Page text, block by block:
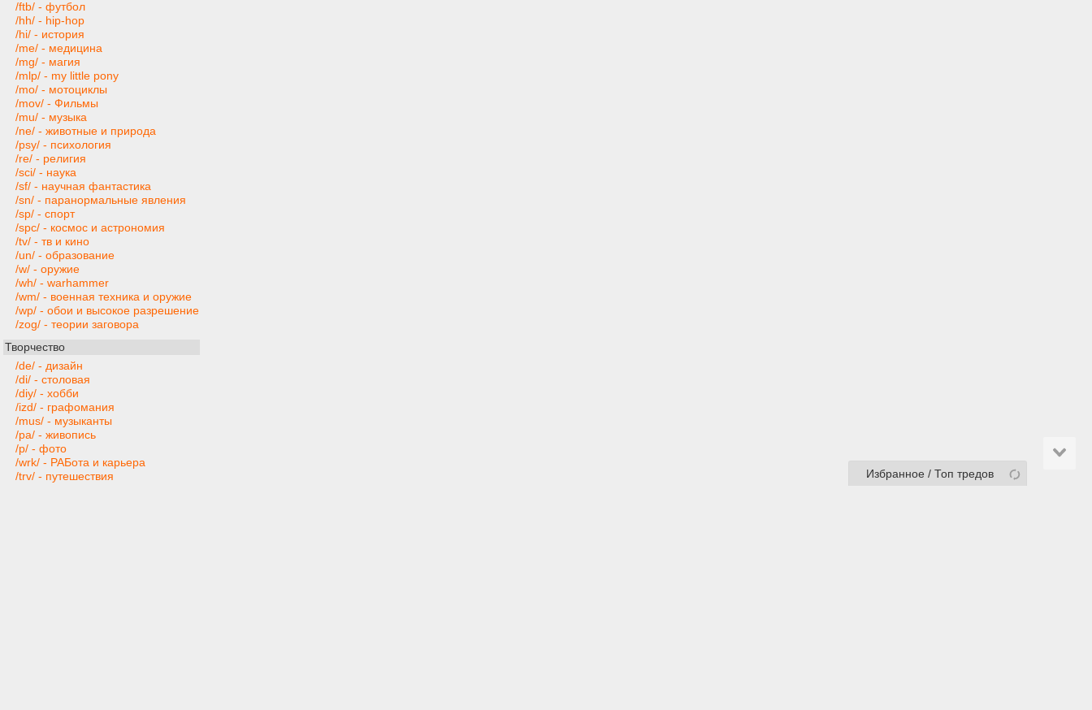
/ftb/ - футбол
/hh/ - hip-hop
/hi/ - история
/me/ - медицина
/mg/ - магия
/mlp/ - my little pony
/mo/ - мотоциклы
/mov/ - Фильмы
/mu/ - музыка
/ne/ - животные и природа
/psy/ - психология
/re/ - религия
/sci/ - наука
/sf/ - научная фантастика
/sn/ - паранормальные явления
/sp/ - спорт
/spc/ - космос и астрономия
/tv/ - тв и кино
/un/ - образование
/w/ - оружие
/wh/ - warhammer
/wm/ - военная техника и оружие
/wp/ - обои и высокое разрешение
/zog/ - теории заговора
Творчество
/de/ - дизайн
/di/ - столовая
/diy/ - хобби
/izd/ - графомания
/mus/ - музыканты
/pa/ - живопись
/p/ - фото
/wrk/ - РАБота и карьера
/trv/ - путешествия
Избранное / Топ тредов